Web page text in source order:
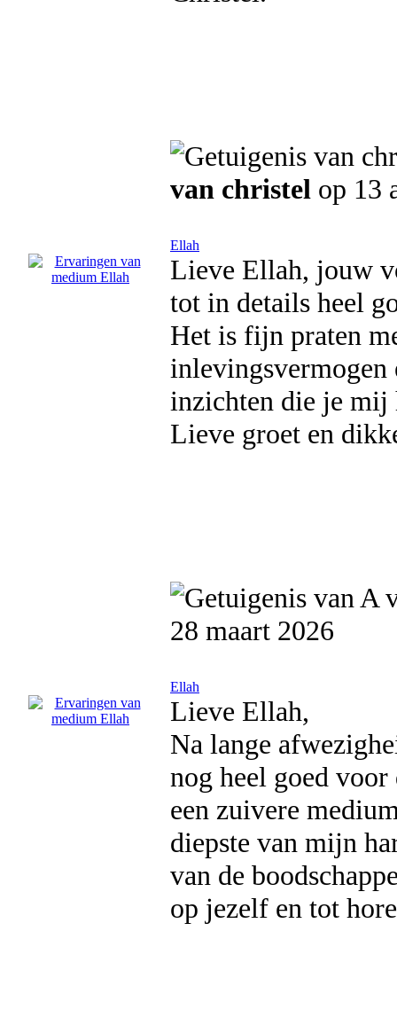
van christel op 13
Ellah
Lieve Ellah, jouw
tot in details heel
Het is fijn praten
inlevingsvermogen
inzichten die je mij
Lieve groet en
28 maart 2026
Ellah
Lieve Ellah,
Na lange
nog heel goed voor
een zuivere
diepste van mijn
van de
op jezelf en tot